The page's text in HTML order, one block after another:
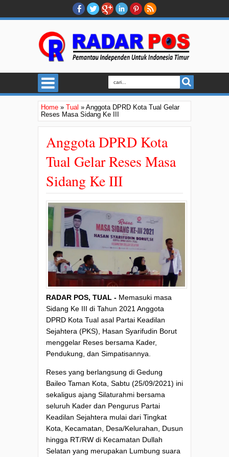
Home » Tual » Anggota DPRD Kota Tual Gelar
Reses Masa Sidang Ke III
Anggota DPRD Kota
Tual Gelar Reses Masa
Sidang Ke III
RADAR POS, TUAL - Memasuki masa
Sidang Ke III di Tahun 2021 Anggota
DPRD Kota Tual asal Partai Keadilan
Sejahtera (PKS), Hasan Syarifudin Borut
menggelar Reses bersama Kader,
Pendukung, dan Simpatisannya.
Reses yang berlangsung di Gedung
Baileo Taman Kota, Sabtu (25/09/2021) ini
sekaligus ajang Silaturahmi bersama
seluruh Kader dan Pengurus Partai
Keadilan Sejahtera mulai dari Tingkat
Kota, Kecamatan, Desa/Kelurahan, Dusun
hingga RT/RW di Kecamatan Dullah
Selatan yang merupakan Lumbung suara